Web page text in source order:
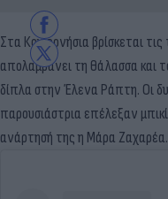
Στα Κουφονήσια βρίσκεται
απολαμβάνει τη θάλασσα και
δίπλα στην Έλενα Ράπτη. Οι
παρουσιάστρια επέλεξαν
ανάρτησή της η Μάρα Ζαχαρέα.